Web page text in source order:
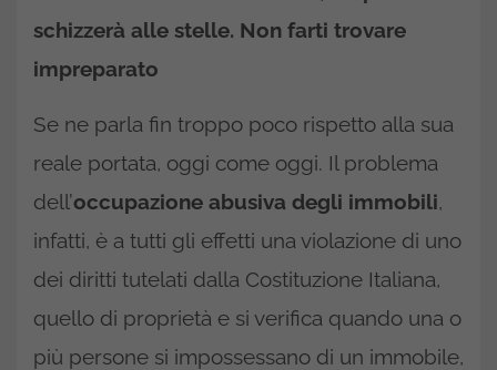
schizzerà alle stelle. Non farti trovare
impreparato
Se ne parla fin troppo poco rispetto alla sua
reale portata, oggi come oggi. Il problema
dell’occupazione abusiva degli immobili,
infatti, è a tutti gli effetti una violazione di uno
dei diritti tutelati dalla Costituzione Italiana,
quello di proprietà e si verifica quando una o
più persone si impossessano di un immobile,